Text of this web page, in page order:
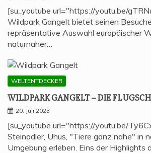
[su_youtube url="https://youtu.be/
Wildpark Gangelt bietet seinen
repräsentative Auswahl europäischer
naturnaher…
WELTENTDECKER
WILD­PARK GAN­GELT – DIE
20. Juli 2023
[su_youtube url="https://youtu.be/
Steinadler, Uhus, "Tiere ganz nahe" in
Umgebung erleben. Eins der Highlights